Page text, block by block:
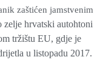
zaštićen jamstvenim
zelje hrvatski autohtoni
tržištu EU, gdje je
u listopadu 2017.